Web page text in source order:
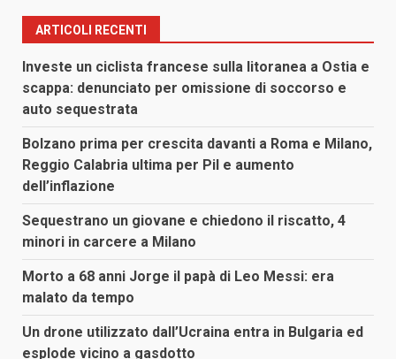
ARTICOLI RECENTI
Investe un ciclista francese sulla litoranea a Ostia e
scappa: denunciato per omissione di soccorso e
auto sequestrata
Bolzano prima per crescita davanti a Roma e Milano,
Reggio Calabria ultima per Pil e aumento
dell’inflazione
Sequestrano un giovane e chiedono il riscatto, 4
minori in carcere a Milano
Morto a 68 anni Jorge il papà di Leo Messi: era
malato da tempo
Un drone utilizzato dall’Ucraina entra in Bulgaria ed
esplode vicino a gasdotto